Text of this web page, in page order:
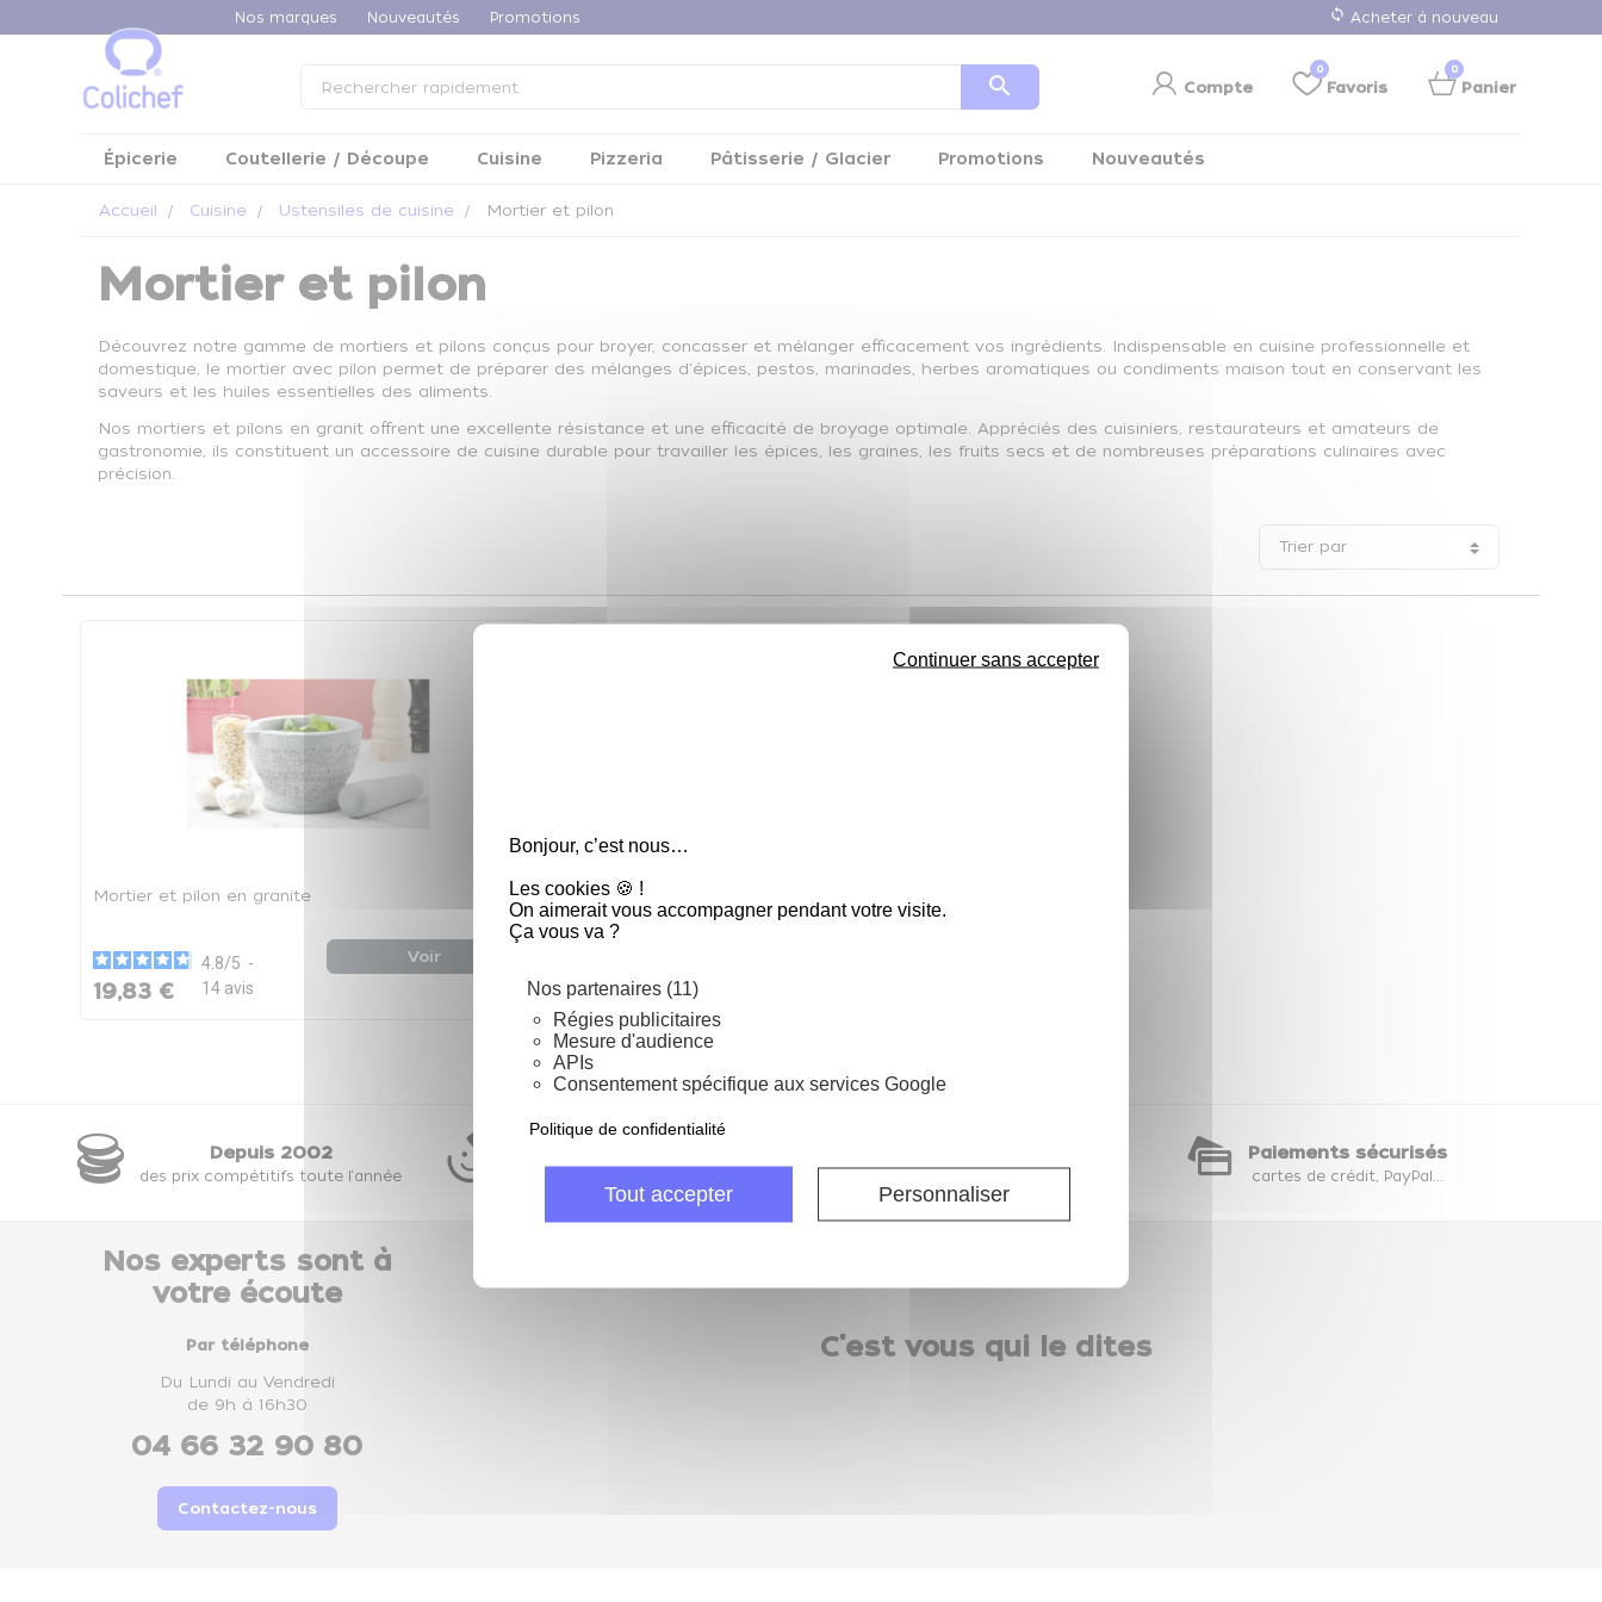
Panneau de gestion des cookies
Bonjour, c’est nous…
Les cookies 🍪 !
On aimerait vous accompagner pendant votre visite.
Ça vous va ?
Nos partenaires (11)
Régies publicitaires
Mesure d'audience
APIs
Consentement spécifique aux services Google
Tout accepter
Continuer sans accepter
Personnaliser
Politique de confidentialité
Nos marques Nouveautés Promotions loop Acheter à nouveau
search Compte
0
Favoris
0
Panier
Épicerie Coutellerie / Découpe Cuisine Pizzeria Pâtisserie / Glacier Promotions Nouveautés
Accueil Cuisine Ustensiles de cuisine Mortier et pilon
Mortier et pilon
Découvrez notre gamme de mortiers et pilons conçus pour broyer, concasser et mélanger efficacement vos ingrédients. Indispensable en cuisine professionnelle et
domestique, le mortier avec pilon permet de préparer des mélanges d'épices, pestos, marinades, herbes aromatiques ou condiments maison tout en conservant les
saveurs et les huiles essentielles des aliments.
Nos mortiers et pilons en granit offrent une excellente résistance et une efficacité de broyage optimale. Appréciés des cuisiniers, restaurateurs et amateurs de
gastronomie, ils constituent un accessoire de cuisine durable pour travailler les épices, les graines, les fruits secs et de nombreuses préparations culinaires avec
précision.
Trier par
Mortier et pilon en granite
4.8/5 -
14 avis
19,83 €
Voir
Mortier et pilon premium en granit 20 x 12 cm
58,51 €
Depuis 2002
des prix compétitifs toute l'année
Paiements sécurisés
cartes de crédit, PayPal...
Nos experts sont à
votre écoute
Par téléphone
Du Lundi au Vendredi
de 9h à 16h30
04 66 32 90 80
Contactez-nous
C'est vous qui le dites